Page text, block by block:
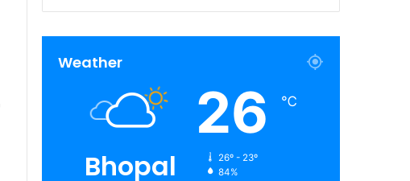
Weather
Bhopal
26 ℃
26º - 23º
84%